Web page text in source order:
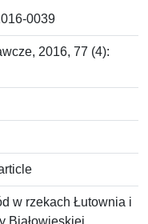
0039
2016, 77 (4):
w rzekach Łutownia i
Białowieskiej